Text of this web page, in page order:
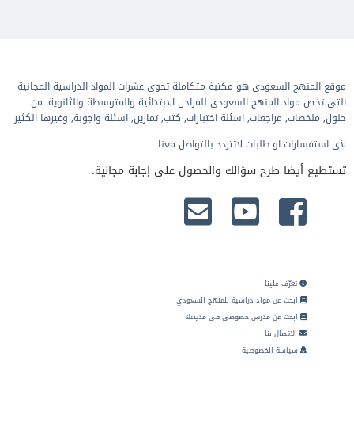
موقع المنهج السعودي هو مكتبة متكاملة تحوي عشرات المواد الدراسية المجانية
التي تخص مواد المنهج السعودي للمراحل الابتدائية والمتوسطة والثانوية. من
حلول, ملخصات, مراجعات, اسئلة اختبارات, كتب, تمارين, اسئلة واجوبة, وغيرها الكثير
لأي استفسارات او طلبات لاتتردد بالتواصل معنا
تستطيع أيضا طرح سؤالك والحصول على إجابة مجانية.
تعرّف علينا
ابحث عن مواد دراسية للمنهج السعودي
ابحث عن مدرس خصوصي في مدينتك
الاتصال بنا
سياسة الخصوصية